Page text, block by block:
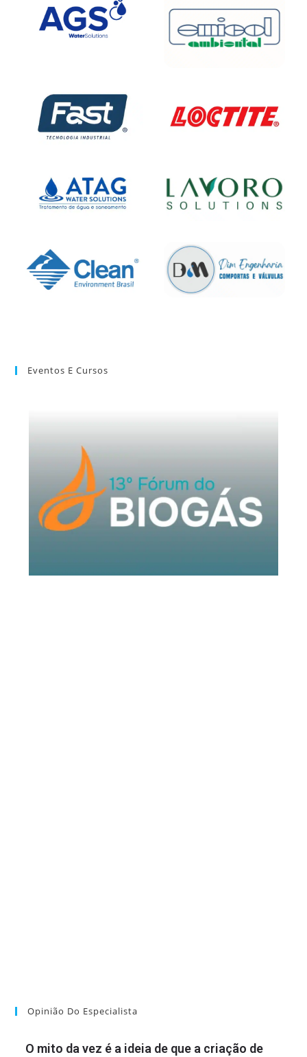
Eventos E Cursos
Opinião Do Especialista
O mito da vez é a ideia de que a criação de